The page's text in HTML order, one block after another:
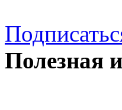
Полезная